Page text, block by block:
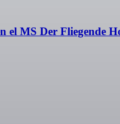
el MS Der Fliegende